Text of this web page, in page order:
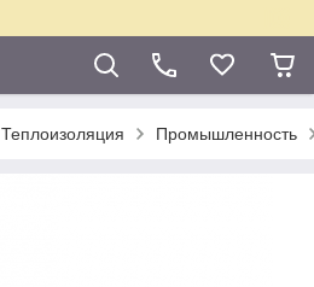
Теплоизоляция Промышленность